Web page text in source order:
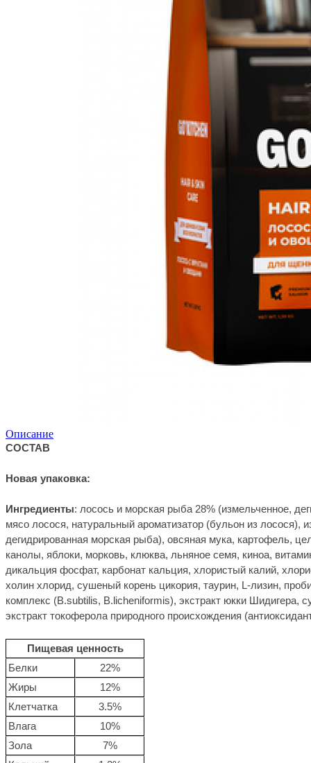
Описание
СОСТАВ
Новая упаковка:
Ингредиенты: лосось и морская рыба 28% (измельченное,
мясо лосося, натуральный ароматизатор (бульон из лосося),
дегидрированная морская рыба), овсяная мука, картофель,
канолы, яблоки, морковь, клюква, льняное семя, киноа,
дикальция фосфат, карбонат кальция, хлористый калий,
холин хлорид, сушеный корень цикория, таурин, L-лизин,
комплекс (B.subtilis, B.licheniformis), экстракт юкки Шидигера,
экстракт токоферола природного происхождения
Пищевая ценность
Белки
22%
Жиры
12%
Клетчатка
3.5%
Влага
10%
Зола
7%